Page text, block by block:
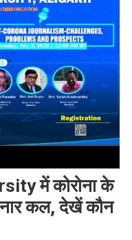
में कोरोना के
कल, देखें कौन